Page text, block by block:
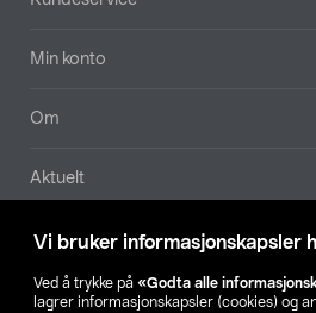
Vi bruker informasjonskapsler
Ved å trykke på «Godta alle
lagrer informasjonskapsler (cookies) og
Min konto
Om
Aktuelt
Våre selskaper
Finn din